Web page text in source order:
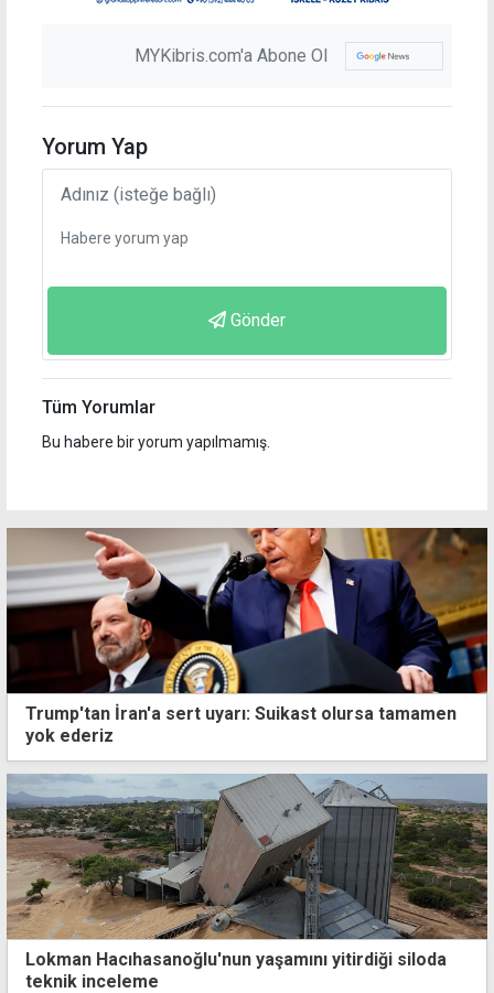
MYKibris.com'a Abone Ol
Yorum Yap
Gönder
Tüm Yorumlar
Bu habere bir yorum yapılmamış.
Trump'tan İran'a sert uyarı: Suikast olursa tamamen
yok ederiz
Lokman Hacıhasanoğlu'nun yaşamını yitirdiği siloda
teknik inceleme